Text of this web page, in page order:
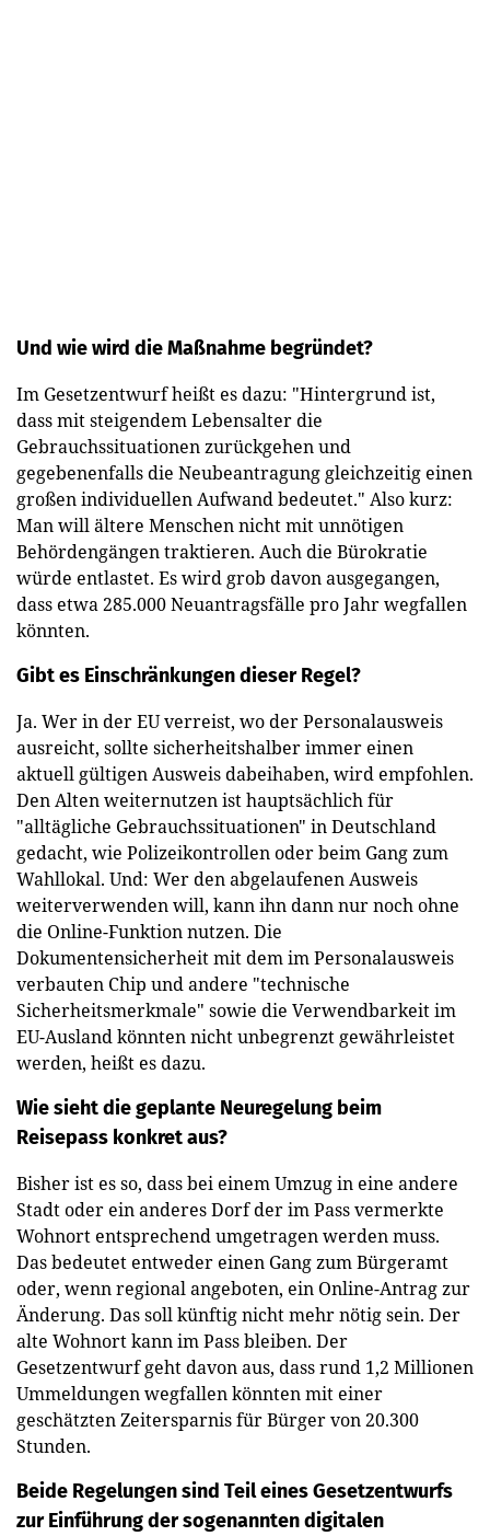
Und wie wird die Maßnahme begründet?
Im Gesetzentwurf heißt es dazu: "Hintergrund ist,
dass mit steigendem Lebensalter die
Gebrauchssituationen zurückgehen und
gegebenenfalls die Neubeantragung gleichzeitig einen
großen individuellen Aufwand bedeutet." Also kurz:
Man will ältere Menschen nicht mit unnötigen
Behördengängen traktieren. Auch die Bürokratie
würde entlastet. Es wird grob davon ausgegangen,
dass etwa 285.000 Neuantragsfälle pro Jahr wegfallen
könnten.
Gibt es Einschränkungen dieser Regel?
Ja. Wer in der EU verreist, wo der Personalausweis
ausreicht, sollte sicherheitshalber immer einen
aktuell gültigen Ausweis dabeihaben, wird empfohlen.
Den Alten weiternutzen ist hauptsächlich für
"alltägliche Gebrauchssituationen" in Deutschland
gedacht, wie Polizeikontrollen oder beim Gang zum
Wahllokal. Und: Wer den abgelaufenen Ausweis
weiterverwenden will, kann ihn dann nur noch ohne
die Online-Funktion nutzen. Die
Dokumentensicherheit mit dem im Personalausweis
verbauten Chip und andere "technische
Sicherheitsmerkmale" sowie die Verwendbarkeit im
EU-Ausland könnten nicht unbegrenzt gewährleistet
werden, heißt es dazu.
Wie sieht die geplante Neuregelung beim
Reisepass konkret aus?
Bisher ist es so, dass bei einem Umzug in eine andere
Stadt oder ein anderes Dorf der im Pass vermerkte
Wohnort entsprechend umgetragen werden muss.
Das bedeutet entweder einen Gang zum Bürgeramt
oder, wenn regional angeboten, ein Online-Antrag zur
Änderung. Das soll künftig nicht mehr nötig sein. Der
alte Wohnort kann im Pass bleiben. Der
Gesetzentwurf geht davon aus, dass rund 1,2 Millionen
Ummeldungen wegfallen könnten mit einer
geschätzten Zeitersparnis für Bürger von 20.300
Stunden.
Beide Regelungen sind Teil eines Gesetzentwurfs
zur Einführung der sogenannten digitalen